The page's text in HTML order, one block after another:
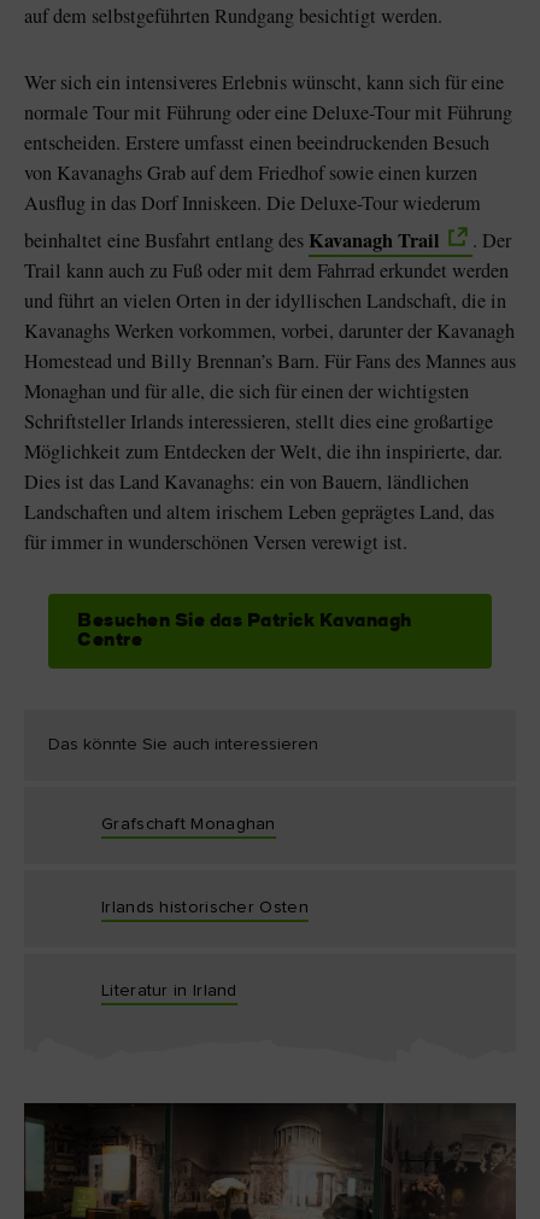
auf dem selbstgeführten Rundgang besichtigt werden.
Wer sich ein intensiveres Erlebnis wünscht, kann sich für eine
normale Tour mit Führung oder eine Deluxe-Tour mit Führung
entscheiden. Erstere umfasst einen beeindruckenden Besuch
von Kavanaghs Grab auf dem Friedhof sowie einen kurzen
Ausflug in das Dorf Inniskeen. Die Deluxe-Tour wiederum
beinhaltet eine Busfahrt entlang des Kavanagh Trail
. Der
Trail kann auch zu Fuß oder mit dem Fahrrad erkundet werden
und führt an vielen Orten in der idyllischen Landschaft, die in
Kavanaghs Werken vorkommen, vorbei, darunter der Kavanagh
Homestead und Billy Brennan’s Barn. Für Fans des Mannes aus
Monaghan und für alle, die sich für einen der wichtigsten
Schriftsteller Irlands interessieren, stellt dies eine großartige
Möglichkeit zum Entdecken der Welt, die ihn inspirierte, dar.
Dies ist das Land Kavanaghs: ein von Bauern, ländlichen
Landschaften und altem irischem Leben geprägtes Land, das
für immer in wunderschönen Versen verewigt ist.
Besuchen Sie das Patrick Kavanagh
Centre
Das könnte Sie auch interessieren
Grafschaft Monaghan
Irlands historischer Osten
Literatur in Irland